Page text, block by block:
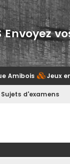
Envoyez
Amibois Jeux
Sujets d'examens